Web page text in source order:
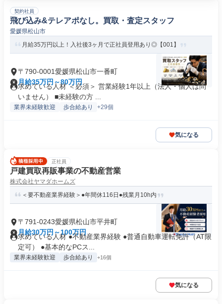
契約社員
飛び込み&テレアポなし。買取・査定スタッフ
愛媛県松山市
月給35万円以上！入社後3ヶ月で正社員登用あり◎【001】
〒790-0001愛媛県松山市一番町
月給35万円～80万円
求めている人材 ＜必須＞ 営業経験1年以上（法人・個人は問
いません） ■未経験の方 ...
業界未経験歓迎 歩合給あり +29個
気になる
正社員
戸建買取再販事業の不動産営業
株式会社ヤマダホームズ
＜要不動産業界経験＞●年間休116日●残業月10h内
〒791-0243愛媛県松山市平井町
月給30万円～100万円
求めている人材 ●不動産業界経験 ●普通自動車運転免許（AT限
定可） ●基本的なPCス...
業界未経験歓迎 歩合給あり +16個
気になる